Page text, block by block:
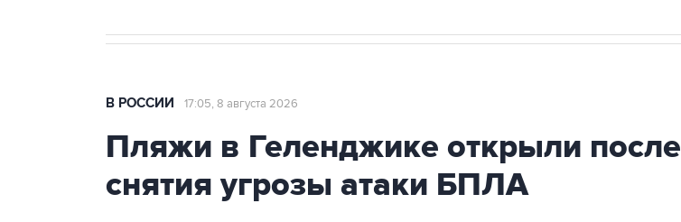
В РОССИИ 17:05, 8 августа 2026
Пляжи в Геленджике открыли после
снятия угрозы атаки БПЛА